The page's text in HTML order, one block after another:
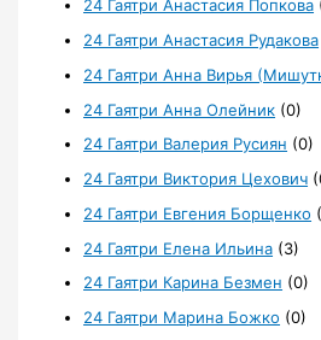
24 Гаятри Анастасия Попкова
24 Гаятри Анастасия Рудакова
24 Гаятри Анна Вирья
24 Гаятри Анна Олейник (0)
24 Гаятри Валерия Русиян (0)
24 Гаятри Виктория Цехович
24 Гаятри Евгения Борщенко
24 Гаятри Елена Ильина (3)
24 Гаятри Карина Безмен (0)
24 Гаятри Марина Божко (0)